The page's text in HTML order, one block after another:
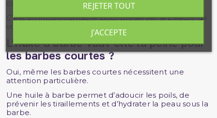
C’est un incontournable pour préserver la beauté de
L’huile à barbe vaut-elle la peine pour
les barbes courtes ?
Oui, même les barbes courtes nécessitent une
attention particulière.
Une huile à barbe permet d’adoucir les poils, de
prévenir les tiraillements et d’hydrater la peau sous la
barbe.
REJETER TOUT
J'ACCEPTE